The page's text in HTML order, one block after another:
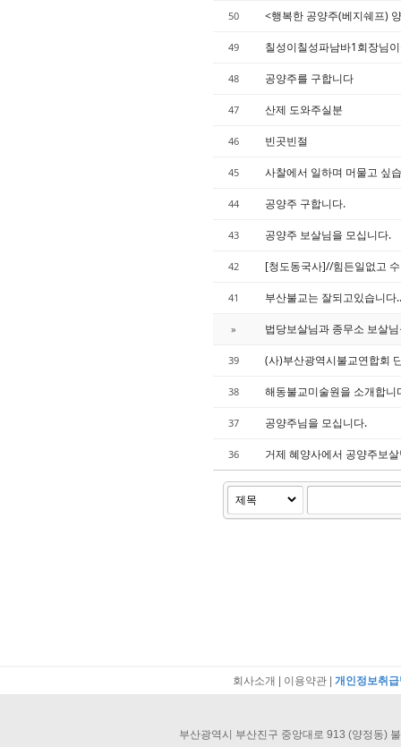
50 <행복한 공양주(베지쉐프)
49 칠성이칠성파남바1회장님
48 공양주를 구합니다
47 산제 도와주실분
46 빈곳빈절
45 사찰에서 일하며 머물고 싶
44 공양주 구합니다.
43 공양주 보살님을 모십니다.
42 [청도동국사]//힘든일없고
41 부산불교는 잘되고있습니다..
» 법당보살님과 종무소 보살
39 (사)부산광역시불교연합회
38 해동불교미술원을 소개합
37 공양주님을 모십니다.
36 거제 혜양사에서 공양주보
회사소개 이용약관 |개인정보취
부산광역시 부산진구 중앙대로 913 (양정동)